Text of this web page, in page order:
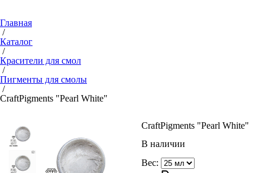
Главная
/
Каталог
/
Красители для смол
/
Пигменты для смолы
/
CraftPigments "Pearl White"
CraftPigments "Pearl White"
В наличии
Вес: